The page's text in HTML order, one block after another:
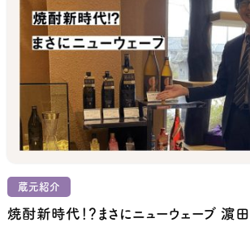
蔵元紹介
焼酎新時代！？まさにニューウェーブ 濵